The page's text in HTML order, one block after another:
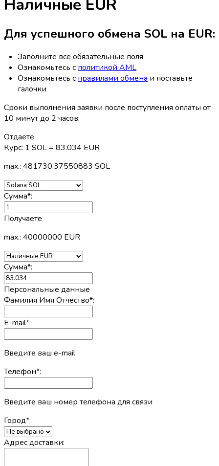
Наличные EUR
Для успешного обмена SOL на EUR:
Заполните все обязательные поля
Ознакомьтесь с политикой AML
Ознакомьтесь с правилами обмена и поставьте
галочки
Сроки выполнения заявки после поступления оплаты от
10 минут до 2 часов.
Отдаете
Курс: 1 SOL = 83.034 EUR
max.: 481730.37550883 SOL
Сумма*:
Получаете
max.: 40000000 EUR
Сумма*:
Персональные данные
Фамилия Имя Отчество*:
E-mail*:
Введите ваш e-mail
Телефон*:
Введите ваш номер телефона для связи
Город*:
Адрес доставки: